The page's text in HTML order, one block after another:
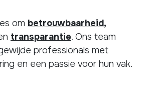
om betrouwbaarheid,
transparantie. Ons team
professionals met
en een passie voor hun vak.